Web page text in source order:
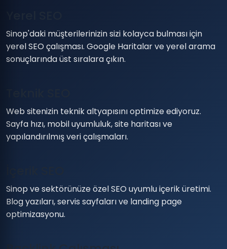
Sinop'daki müşterilerinizin sizi kolayca bulması için
yerel SEO çalışması. Google Haritalar ve yerel arama
sonuçlarında üst sıralara çıkın.
Web sitenizin teknik altyapısını optimize ediyoruz.
Sayfa hızı, mobil uyumluluk, site haritası ve
yapılandırılmış veri çalışmaları.
Sinop ve sektörünüze özel SEO uyumlu içerik üretimi.
Blog yazıları, servis sayfaları ve landing page
optimizasyonu.